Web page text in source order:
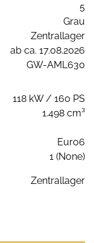
5
Grau
Zentrallager
ab ca. 17.08.2026
GW-AML630
118 kW / 160 PS
1.498 cm³
Euro6
1 (None)
Zentrallager